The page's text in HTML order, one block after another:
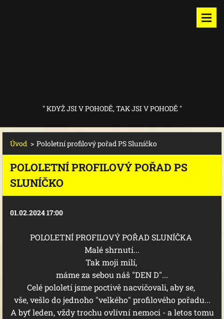
" KDYŽ JSI V POHODĚ, TAK JSI V POHODĚ "
Úvod > Pololetní profilový pořad PS Sluníčko
POLOLETNÍ PROFILOVÝ POŘAD PS
SLUNÍČKO
01.02.2024 17:00
POLOLETNÍ PROFILOVÝ POŘAD SLUNÍČKA
Malé shrnutí...
Tak moji milí,
máme za sebou náš "DEN D"...
Celé pololetí jsme poctivě nacvičovali, aby se,
vše, vešlo do jednoho "velkého" profilového pořadu...
A byť leden, vždy trochu ovlivní nemoci - a letos tomu